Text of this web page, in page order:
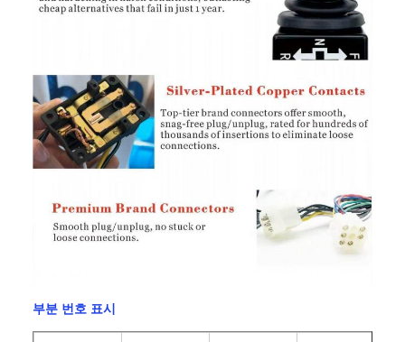
부분 번호 표시